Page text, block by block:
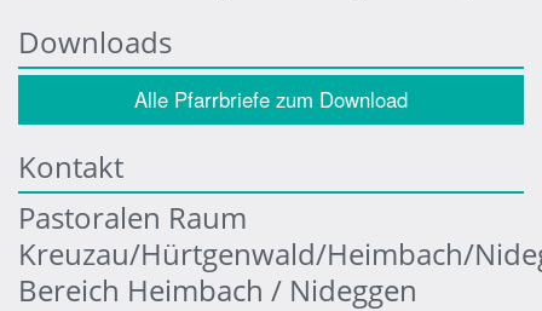
Downloads
Alle Pfarrbriefe zum Download
Kontakt
Pastoralen Raum
Kreuzau/Hürtgenwald/Heimbach/
Bereich Heimbach / Nideggen